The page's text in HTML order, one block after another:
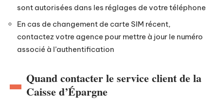
sont autorisées dans les réglages de votre téléphone
En cas de changement de carte SIM récent,
contactez votre agence pour mettre à jour le numéro
associé à l’authentification
Quand contacter le service client de la
Caisse d’Épargne